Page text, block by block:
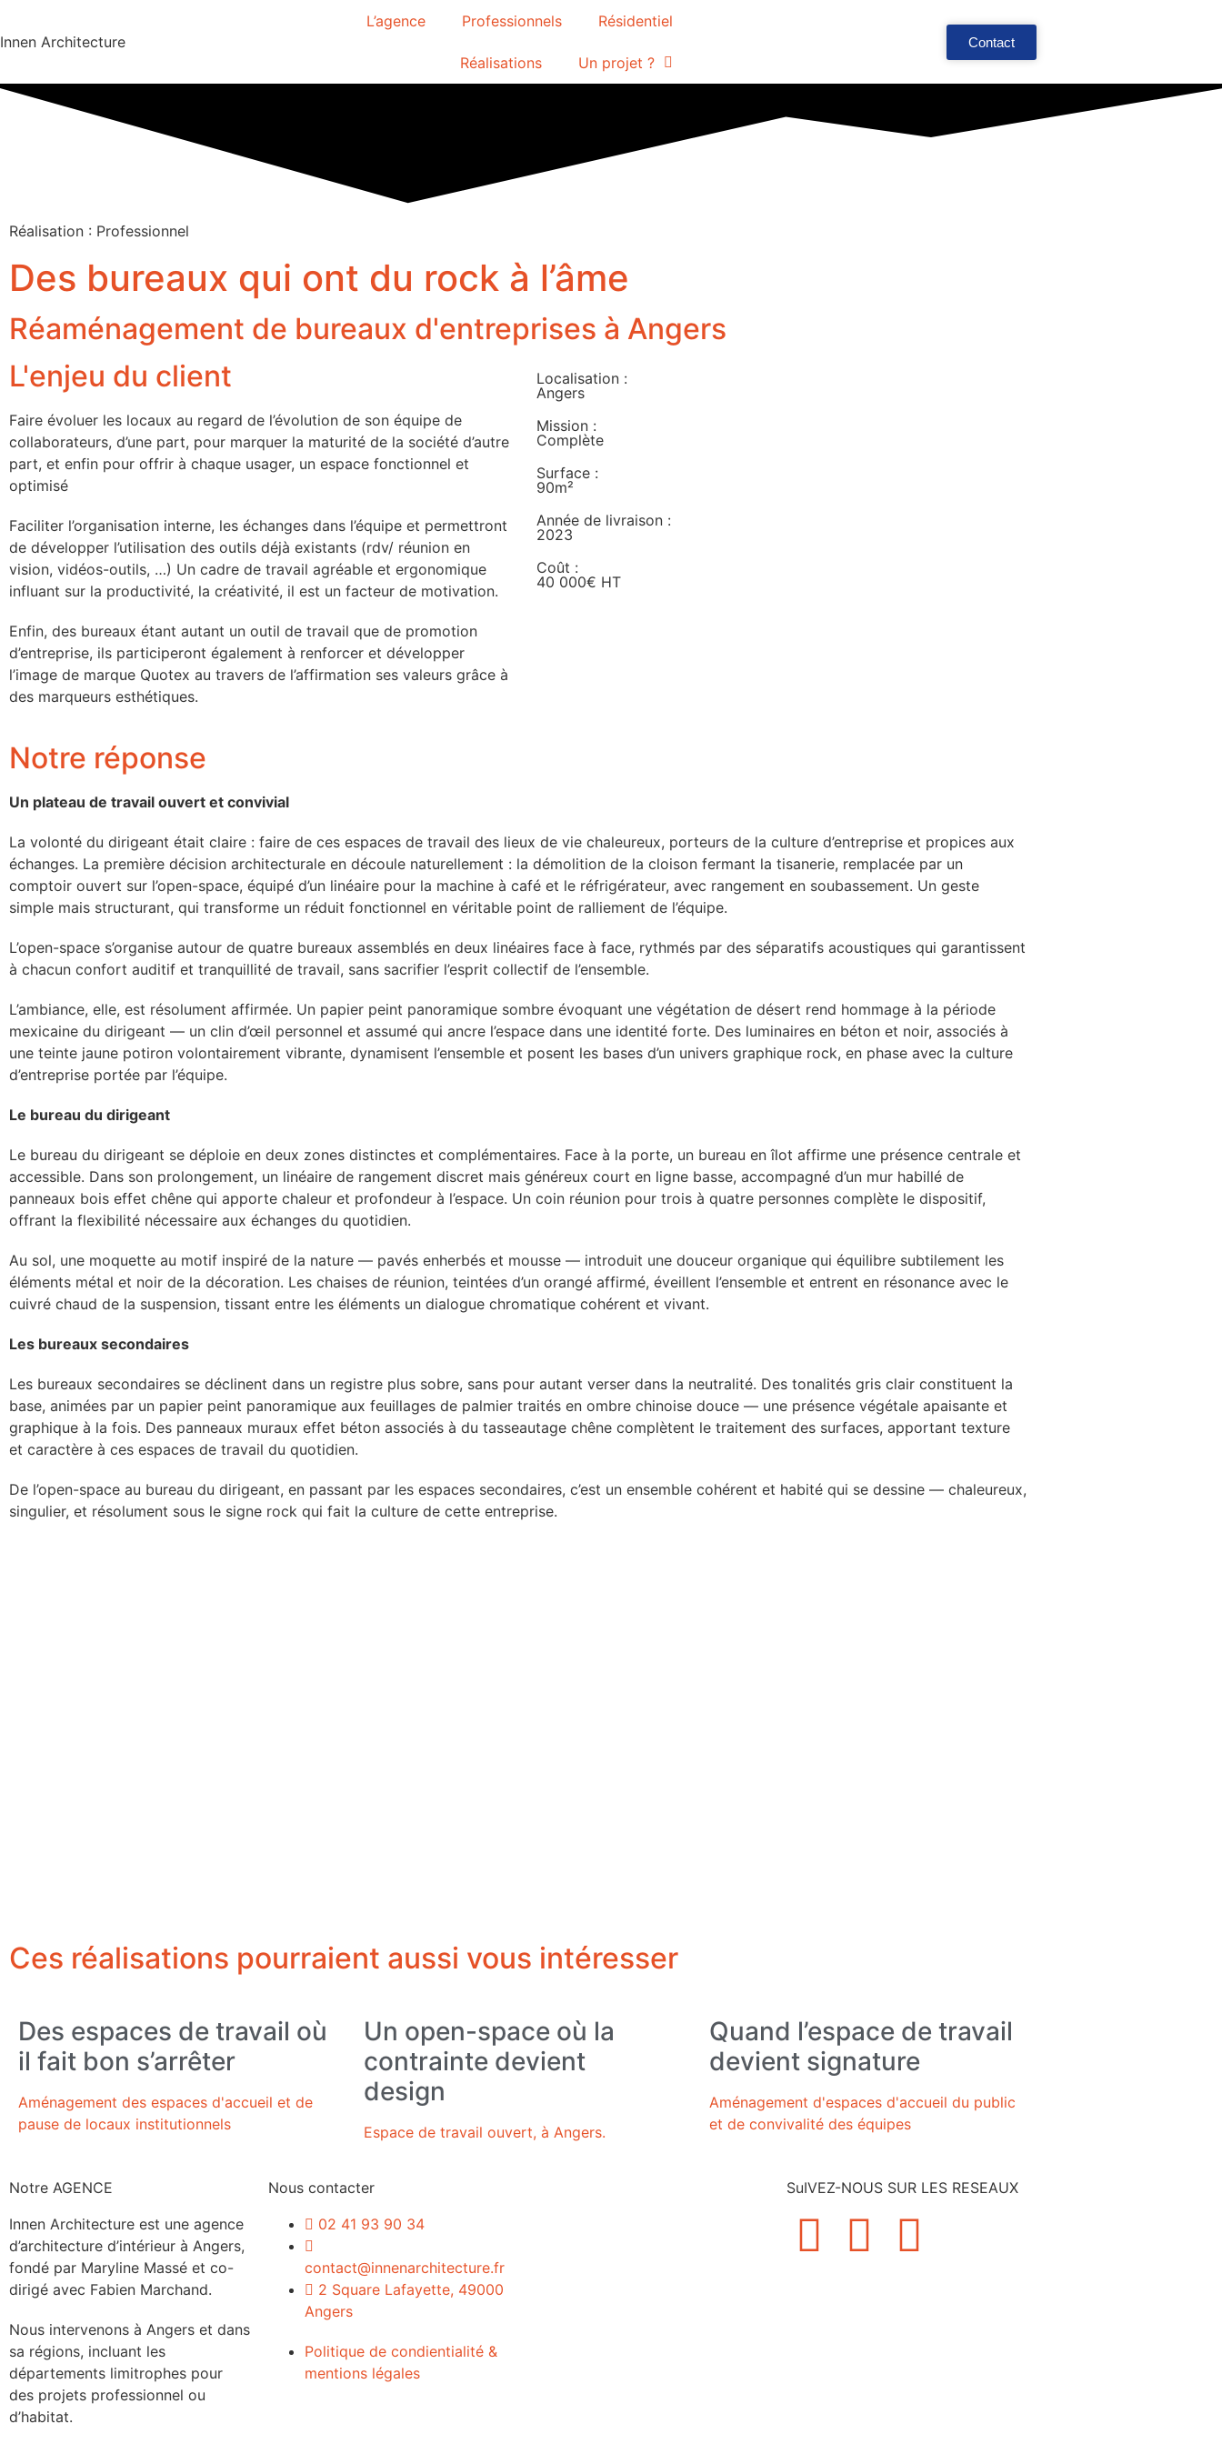
Innen Architecture
L’agence Professionnels Résidentiel
Réalisations Un projet ?
Contact
Réalisation : Professionnel
Des bureaux qui ont du rock à l’âme
Réaménagement de bureaux d'entreprises à Angers
L'enjeu du client
Faire évoluer les locaux au regard de l’évolution de son équipe de
collaborateurs, d’une part, pour marquer la maturité de la société d’autre
part, et enfin pour offrir à chaque usager, un espace fonctionnel et
optimisé
Faciliter l’organisation interne, les échanges dans l’équipe et permettront
de développer l’utilisation des outils déjà existants (rdv/ réunion en
vision, vidéos-outils, …) Un cadre de travail agréable et ergonomique
influant sur la productivité, la créativité, il est un facteur de motivation.
Enfin, des bureaux étant autant un outil de travail que de promotion
d’entreprise, ils participeront également à renforcer et développer
l’image de marque Quotex au travers de l’affirmation ses valeurs grâce à
des marqueurs esthétiques.
Localisation :
Angers
Mission :
Complète
Surface :
90m²
Année de livraison :
2023
Coût :
40 000€ HT
Notre réponse
Un plateau de travail ouvert et convivial
La volonté du dirigeant était claire : faire de ces espaces de travail des lieux de vie chaleureux, porteurs de la culture d’entreprise et propices aux
échanges. La première décision architecturale en découle naturellement : la démolition de la cloison fermant la tisanerie, remplacée par un
comptoir ouvert sur l’open-space, équipé d’un linéaire pour la machine à café et le réfrigérateur, avec rangement en soubassement. Un geste
simple mais structurant, qui transforme un réduit fonctionnel en véritable point de ralliement de l’équipe.
L’open-space s’organise autour de quatre bureaux assemblés en deux linéaires face à face, rythmés par des séparatifs acoustiques qui garantissent
à chacun confort auditif et tranquillité de travail, sans sacrifier l’esprit collectif de l’ensemble.
L’ambiance, elle, est résolument affirmée. Un papier peint panoramique sombre évoquant une végétation de désert rend hommage à la période
mexicaine du dirigeant — un clin d’œil personnel et assumé qui ancre l’espace dans une identité forte. Des luminaires en béton et noir, associés à
une teinte jaune potiron volontairement vibrante, dynamisent l’ensemble et posent les bases d’un univers graphique rock, en phase avec la culture
d’entreprise portée par l’équipe.
Le bureau du dirigeant
Le bureau du dirigeant se déploie en deux zones distinctes et complémentaires. Face à la porte, un bureau en îlot affirme une présence centrale et
accessible. Dans son prolongement, un linéaire de rangement discret mais généreux court en ligne basse, accompagné d’un mur habillé de
panneaux bois effet chêne qui apporte chaleur et profondeur à l’espace. Un coin réunion pour trois à quatre personnes complète le dispositif,
offrant la flexibilité nécessaire aux échanges du quotidien.
Au sol, une moquette au motif inspiré de la nature — pavés enherbés et mousse — introduit une douceur organique qui équilibre subtilement les
éléments métal et noir de la décoration. Les chaises de réunion, teintées d’un orangé affirmé, éveillent l’ensemble et entrent en résonance avec le
cuivré chaud de la suspension, tissant entre les éléments un dialogue chromatique cohérent et vivant.
Les bureaux secondaires
Les bureaux secondaires se déclinent dans un registre plus sobre, sans pour autant verser dans la neutralité. Des tonalités gris clair constituent la
base, animées par un papier peint panoramique aux feuillages de palmier traités en ombre chinoise douce — une présence végétale apaisante et
graphique à la fois. Des panneaux muraux effet béton associés à du tasseautage chêne complètent le traitement des surfaces, apportant texture
et caractère à ces espaces de travail du quotidien.
De l’open-space au bureau du dirigeant, en passant par les espaces secondaires, c’est un ensemble cohérent et habité qui se dessine — chaleureux,
singulier, et résolument sous le signe rock qui fait la culture de cette entreprise.
Ces réalisations pourraient aussi vous intéresser
Des espaces de travail où
il fait bon s’arrêter
Aménagement des espaces d'accueil et de
pause de locaux institutionnels
Un open-space où la
contrainte devient
design
Espace de travail ouvert, à Angers.
Quand l’espace de travail
devient signature
Aménagement d'espaces d'accueil du public
et de convivalité des équipes
Notre AGENCE
Innen Architecture est une agence
d’architecture d’intérieur à Angers,
fondé par Maryline Massé et co-
dirigé avec Fabien Marchand.
Nous intervenons à Angers et dans
sa régions, incluant les
départements limitrophes pour
des projets professionnel ou
d’habitat.
Nous contacter
02 41 93 90 34
contact@innenarchitecture.fr
2 Square Lafayette, 49000
Angers
Politique de condientialité &
mentions légales
SuIVEZ-NOUS SUR LES RESEAUX